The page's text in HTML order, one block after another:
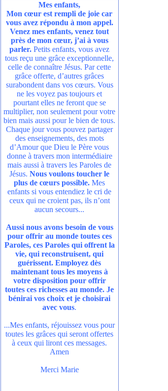
Mes enfants,
Mon cœur est rempli de joie car
vous avez répondu à mon appel.
Venez mes enfants, venez tout
près de mon cœur, j’ai à vous
parler. Petits enfants, vous avez
tous reçu une grâce exceptionnelle,
celle de connaître Jésus. Par cette
grâce offerte, d’autres grâces
surabondent dans vos cœurs. Vous
ne les voyez pas toujours et
pourtant elles ne feront que se
multiplier, non seulement pour votre
bien mais aussi pour le bien de tous.
Chaque jour vous pouvez partager
des enseignements, des mots
d’Amour que Dieu le Père vous
donne à travers mon intermédiaire
mais aussi à travers les Paroles de
Jésus.Nous voulons toucher le
plus de cœurs possible. Mes
enfants si vous entendiez le cri de
ceux qui ne croient pas, ils n’ont
aucun secours...
Aussi nous avons besoin de vous
pour offrir au monde toutes ces
Paroles, ces Paroles qui offrent la
vie, qui reconstruisent, qui
guérissent. Employez dès
maintenant tous les moyens à
votre disposition pour offrir
toutes ces richesses au monde. Je
bénirai vos choix et je choisirai
avec vous.
...Mes enfants, réjouissez vous pour
toutes les grâces qui seront offertes
à ceux qui liront ces messages.
Amen
Merci Marie